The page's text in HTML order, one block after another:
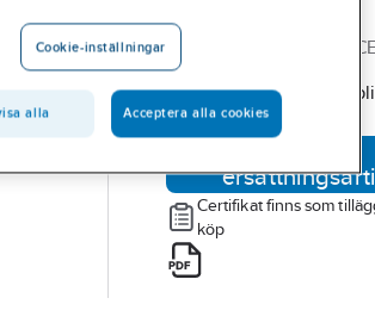
EN 1.4432
60.3X2 GAVEL 1.4432
Artikelnummer:
Den valda artikeln har
ersatt.
Certifikat finns som
köp
Cookie-inställningar
alla Acceptera alla cookies